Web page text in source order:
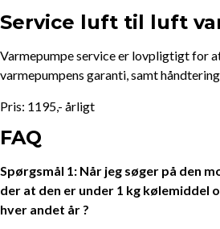
Service luft til luft
Varmepumpe service er lovpligtigt for
varmepumpens garanti, samt
Pris: 1195,- årligt
FAQ
Spørgsmål 1: Når jeg søger på den
der at den er under 1 kg kølemiddel
hver andet år ?